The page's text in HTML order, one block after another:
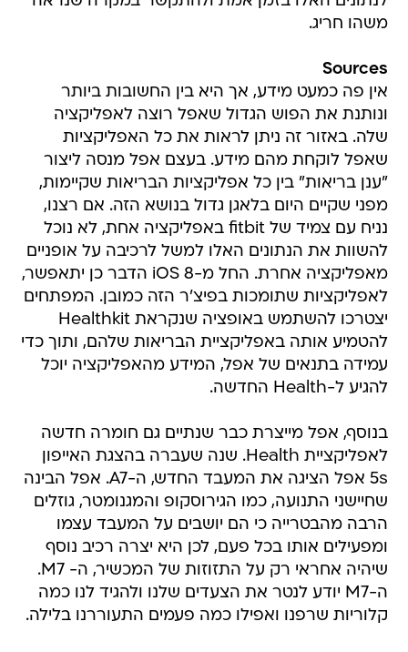
משהו חריג.
Sources
אין פה כמעט מידע, אך היא בין החשובות ביותר
ונותנת את הפוש הגדול שאפל רוצה לאפליקציה
שלה. באזור זה ניתן לראות את כל האפליקציות
שאפל לוקחת מהם מידע. בעצם אפל מנסה ליצור
"ענן בריאות" בין כל אפליקציות הבריאות שקיימות,
מפני שקיים היום בלאגן גדול בנושא הזה. אם רצנו,
נניח עם צמיד של fitbit באפליקציה אחת, לא נוכל
להשוות את הנתונים האלו למשל לרכיבה על אופניים
מאפליקציה אחרת. החל מ-iOS 8 הדבר כן יתאפשר,
לאפליקציות שתומכות בפיצ'ר הזה כמובן. המפתחים
יצטרכו להשתמש באופציה שנקראת Healthkit
להטמיע אותה באפליקציית הבריאות שלהם, ותוך כדי
עמידה בתנאים של אפל, המידע מהאפליקציה יוכל
להגיע ל-Health החדשה.
בנוסף, אפל מייצרת כבר שנתיים גם חומרה חדשה
לאפליקציית Health. שנה שעברה בהצגת האייפון
5s אפל הציגה את המעבד החדש, ה-A7. אפל הבינה
שחיישני התנועה, כמו הגירוסקופ והמגנומטר, גוזלים
הרבה מהבטרייה כי הם יושבים על המעבד עצמו
ומפעילים אותו בכל פעם, לכן היא יצרה רכיב נוסף
שיהיה אחראי רק על התזוזות של המכשיר, ה- M7.
ה-M7 יודע לנטר את הצעדים שלנו ולהגיד לנו כמה
קלוריות שרפנו ואפילו כמה פעמים התעוררנו בלילה.